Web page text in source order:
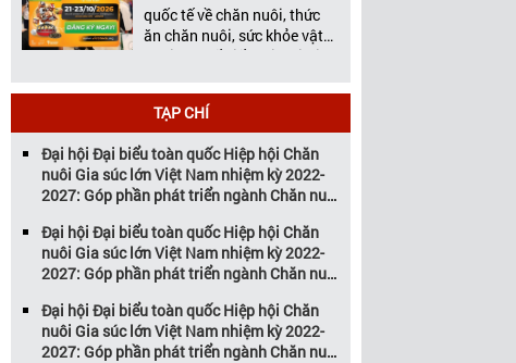
& […]
quốc tế về chăn nuôi, thức
ăn chăn nuôi, sức khỏe vật
nuôi và chế biến thịt tại Việt
Tảng Kết Nối Kinh Doanh
Hàng Đầu Cho Ngành Chăn
Nuôi và Thú Y Diễn ra từ
ngày 21 – 23 […]
TẠP CHÍ
Đại hội Đại biểu toàn quốc Hiệp hội Chăn
nuôi Gia súc lớn Việt Nam nhiệm kỳ 2022-
2027: Góp phần phát triển ngành Chăn nuôi
Đại hội Đại biểu toàn quốc Hiệp hội Chăn
nuôi Gia súc lớn Việt Nam nhiệm kỳ 2022-
2027: Góp phần phát triển ngành Chăn nuôi
Đại hội Đại biểu toàn quốc Hiệp hội Chăn
nuôi Gia súc lớn Việt Nam nhiệm kỳ 2022-
2027: Góp phần phát triển ngành Chăn nuôi